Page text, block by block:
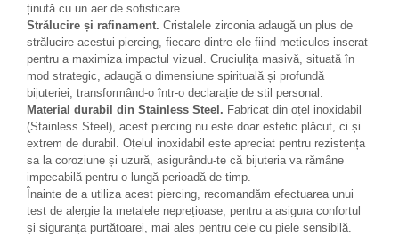
ținută cu un aer de sofisticare.
Strălucire și rafinament. Cristalele zirconia adaugă un plus de
strălucire acestui piercing, fiecare dintre ele fiind meticulos inserat
pentru a maximiza impactul vizual. Cruciulița masivă, situată în
mod strategic, adaugă o dimensiune spirituală și profundă
bijuteriei, transformând-o într-o declarație de stil personal.
Material durabil din Stainless Steel. Fabricat din oțel inoxidabil
(Stainless Steel), acest piercing nu este doar estetic plăcut, ci și
extrem de durabil. Oțelul inoxidabil este apreciat pentru rezistența
sa la coroziune și uzură, asigurându-te că bijuteria va rămâne
impecabilă pentru o lungă perioadă de timp.
Înainte de a utiliza acest piercing, recomandăm efectuarea unui
test de alergie la metalele neprețioase, pentru a asigura confortul
și siguranța purtătoarei, mai ales pentru cele cu piele sensibilă.